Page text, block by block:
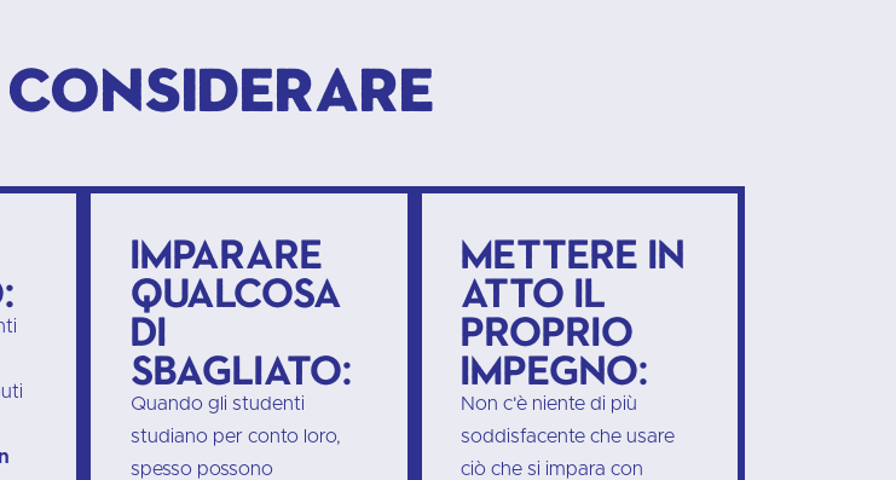
considerare
Imparare
qualcosa
di
sbagliato:
Quando gli studenti
studiano per conto loro,
spesso possono
Mettere in
atto il
proprio
impegno:
Non c'è niente di più
soddisfacente che usare
ciò che si impara con